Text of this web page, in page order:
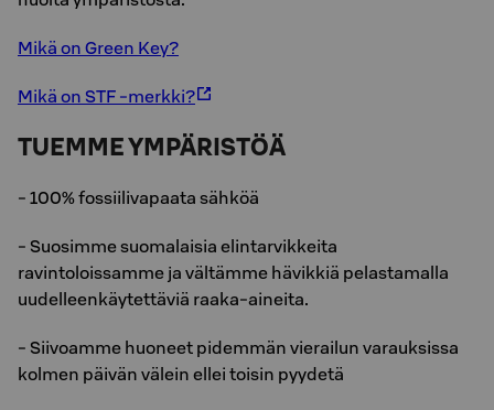
Mikä on Green Key?
Mikä on STF -merkki?
TUEMME YMPÄRISTÖÄ
- 100% fossiilivapaata sähköä
- Suosimme suomalaisia elintarvikkeita
ravintoloissamme ja vältämme hävikkiä pelastamalla
uudelleenkäytettäviä raaka-aineita.
- Siivoamme huoneet pidemmän vierailun varauksissa
kolmen päivän välein ellei toisin pyydetä